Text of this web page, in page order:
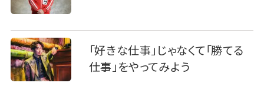
「好きな仕事」じゃなくて「勝てる
仕事」をやってみよう